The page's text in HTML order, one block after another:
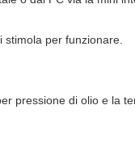
per funzionare.
pressione di olio e la